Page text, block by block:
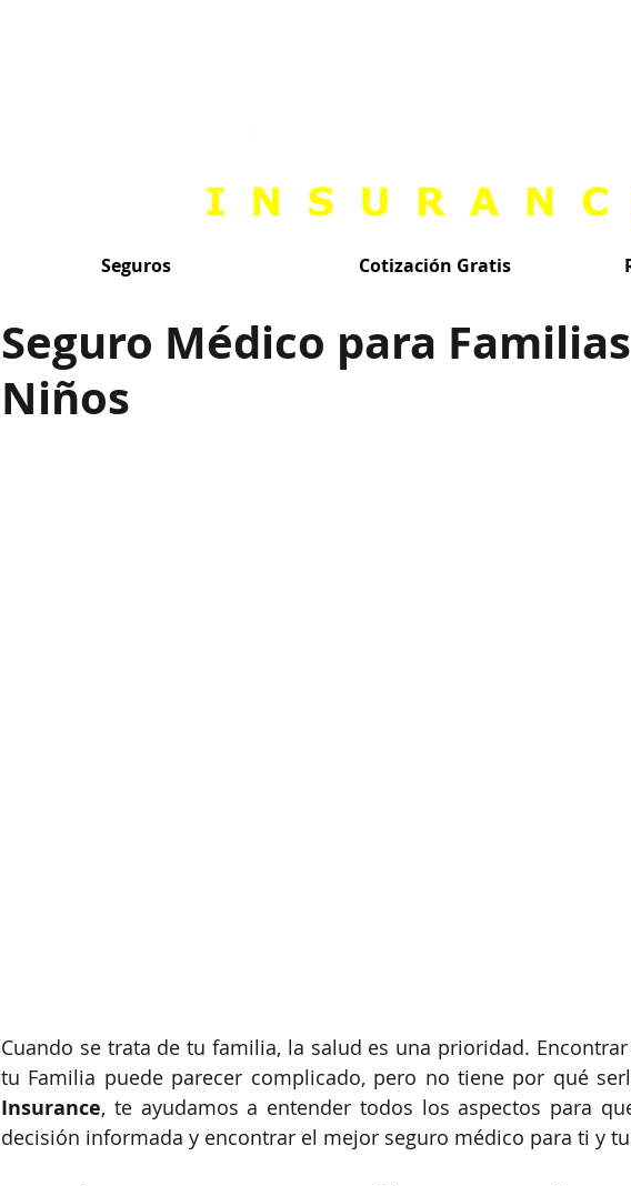
Seguros Cotización Gratis
Seguro Médico para
Niños
Cuando se trata de tu familia, la salud es una prioridad.
tu Familia puede parecer complicado, pero no tiene por qué
Insurance, te ayudamos a entender todos los aspectos para
decisión informada y encontrar el mejor seguro médico para ti y